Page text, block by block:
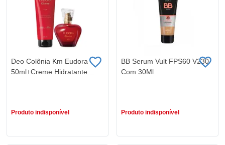
Deo Colônia Km Eudora
50ml+Creme Hidratante
Produto indisponível
BB Serum Vult FPS60 V230
Com 30Ml
Produto indisponível